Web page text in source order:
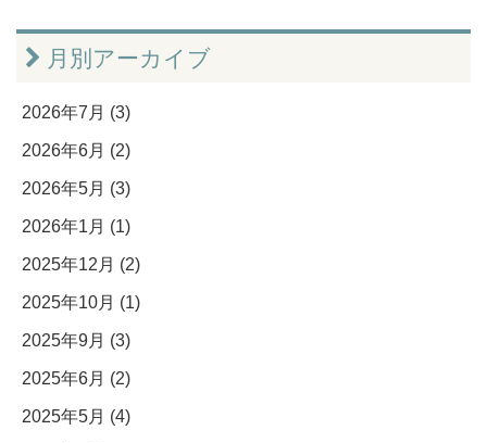
月別アーカイブ
2026年7月 (3)
2026年6月 (2)
2026年5月 (3)
2026年1月 (1)
2025年12月 (2)
2025年10月 (1)
2025年9月 (3)
2025年6月 (2)
2025年5月 (4)